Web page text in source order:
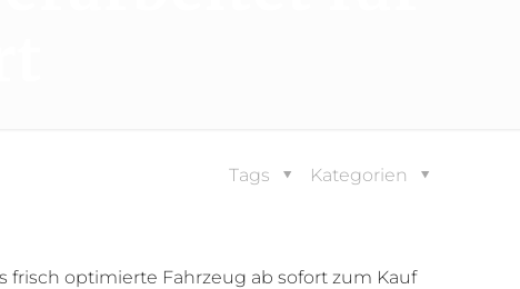
Kategorien
Tags
frisch optimierte Fahrzeug ab sofort zum Kauf